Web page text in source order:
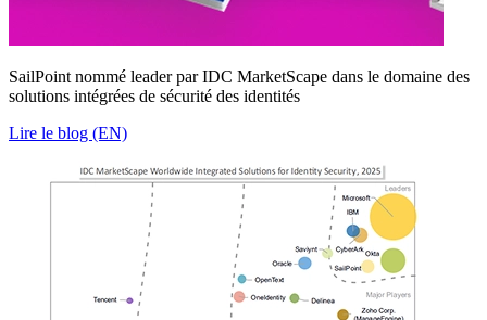
SailPoint nommé leader par IDC MarketScape dans le domaine des
solutions intégrées de sécurité des identités
Lire le blog (EN)